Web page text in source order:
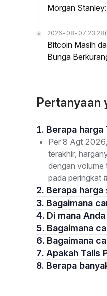
Morgan
2026-08-07 23:28
Bitcoin Masih
Bunga
Pertanyaan
1. Berapa
Per 8 Agt
terakhir,
dengan
pada peringkat
2. Berapa
3. Bagaimana
4. Di mana
5. Bagaimana
6. Bagaimana
7. Apakah
8. Berapa